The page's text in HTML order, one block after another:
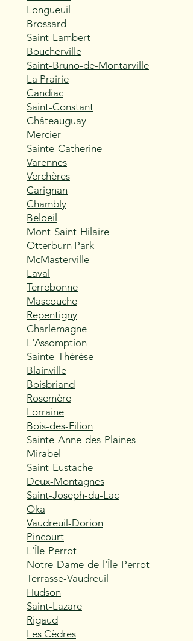
Longueuil
Brossard
Saint-Lambert
Boucherville
Saint-Bruno-de-Montarville
La Prairie
Candiac
Saint-Constant
Châteauguay
Mercier
Sainte-Catherine
Varennes
Verchères
Carignan
Chambly
Beloeil
Mont-Saint-Hilaire
Otterburn Park
McMasterville
Laval
Terrebonne
Mascouche
Repentigny
Charlemagne
L'Assomption
Sainte-Thérèse
Blainville
Boisbriand
Rosemère
Lorraine
Bois-des-Filion
Sainte-Anne-des-Plaines
Mirabel
Saint-Eustache
Deux-Montagnes
Saint-Joseph-du-Lac
Oka
Vaudreuil-Dorion
Pincourt
L'Île-Perrot
Notre-Dame-de-l'Île-Perrot
Terrasse-Vaudreuil
Hudson
Saint-Lazare
Rigaud
Les Cèdres